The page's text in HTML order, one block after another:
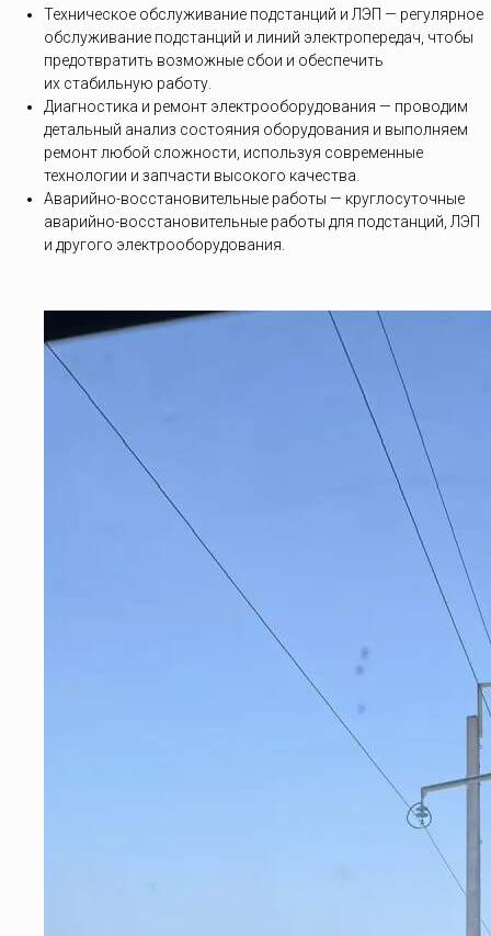
Техническое обслуживание подстанций и ЛЭП — регулярное
обслуживание подстанций и линий электропередач, чтобы
предотвратить возможные сбои и обеспечить
их стабильную работу.
Диагностика и ремонт электрооборудования — проводим
детальный анализ состояния оборудования и выполняем
ремонт любой сложности, используя современные
технологии и запчасти высокого качества.
Аварийно-восстановительные работы — круглосуточные
аварийно-восстановительные работы для подстанций, ЛЭП
и другого электрооборудования.